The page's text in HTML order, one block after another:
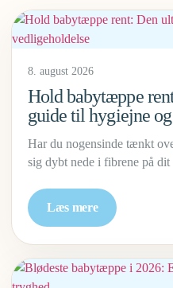
8. august 2026
Hold babytæppe
guide til hygiejne
Har du nogensinde tænkt
sig dybt nede i fibrene på
Læs mere